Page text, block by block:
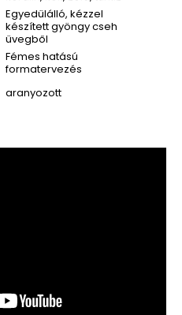
Egyedülálló, kézzel
készített gyöngy cseh
üvegből
Fémes hatású
formatervezés
aranyozott